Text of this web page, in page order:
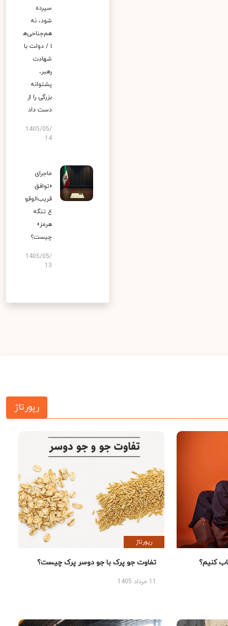
سپرده
شود، نه
هم‌جناحی‌ه
ا / دولت با
شهادت
رهبر،
پشتوانه
بزرگی را از
دست داد
1405/05/
14
ماجرای
«توافق
قریب‌الوقو
ع تنگه
هرمز»
چیست؟
1405/05/
13
رپورتاژ
کنیم؟
رپورتاژ
تفاوت جو پرک با جو دوسر پرک چیست؟